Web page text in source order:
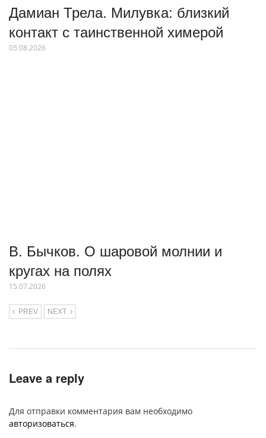
Дамиан Трела. Милувка: близкий
контакт с таинственной химерой
05.08.2026
В. Бычков. О шаровой молнии и
кругах на полях
15.07.2026
PREV NEXT
Leave a reply
Для отправки комментария вам необходимо
авторизоваться.